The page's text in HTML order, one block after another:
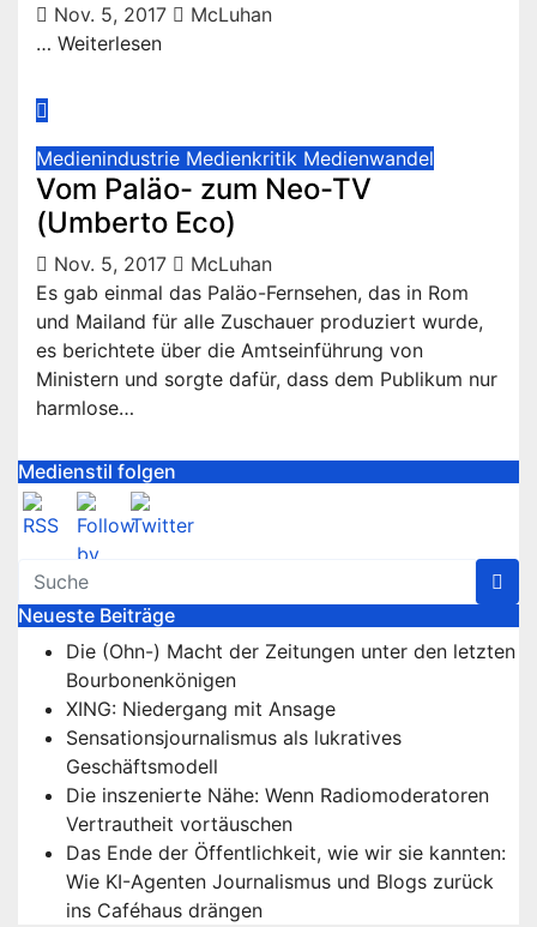
Nov. 5, 2017
McLuhan
… Weiterlesen
Medienindustrie Medienkritik Medienwandel
Vom Paläo- zum Neo-TV
(Umberto Eco)
Nov. 5, 2017
McLuhan
Es gab einmal das Paläo-Fernsehen, das in Rom
und Mailand für alle Zuschauer produziert wurde,
es berichtete über die Amtseinführung von
Ministern und sorgte dafür, dass dem Publikum nur
harmlose…
Medienstil folgen
Neueste Beiträge
Die (Ohn-) Macht der Zeitungen unter den letzten
Bourbonenkönigen
XING: Niedergang mit Ansage
Sensationsjournalismus als lukratives
Geschäftsmodell
Die inszenierte Nähe: Wenn Radiomoderatoren
Vertrautheit vortäuschen
Das Ende der Öffentlichkeit, wie wir sie kannten:
Wie KI-Agenten Journalismus und Blogs zurück
ins Caféhaus drängen